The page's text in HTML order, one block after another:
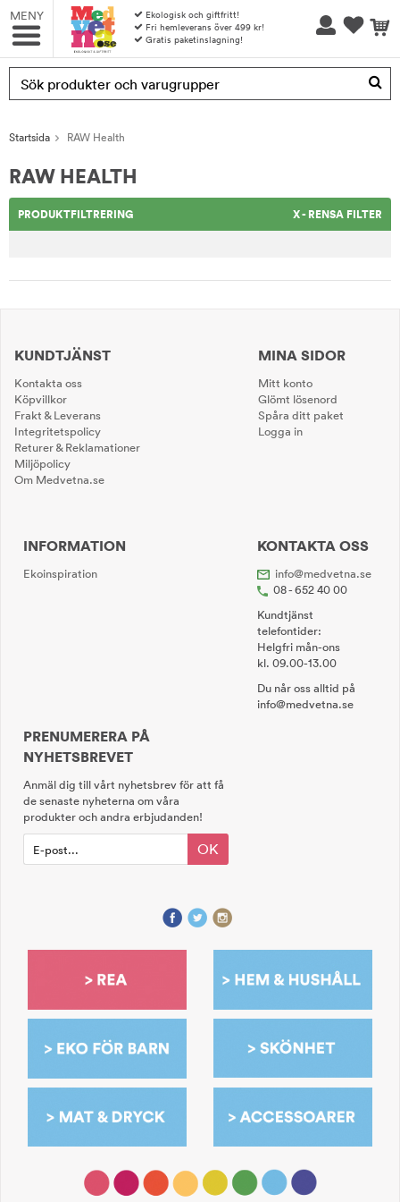
MENY
Ekologisk och giftfritt!
Fri hemleverans över 499 kr!
Gratis paketinslagning!
Produkten har blivit tillagd i varukorgen
Startsida RAW Health
RAW HEALTH
PRODUKTFILTRERING X - RENSA FILTER
KUNDTJÄNST
Kontakta oss
Köpvillkor
Frakt & Leverans
Integritetspolicy
Returer & Reklamationer
Miljöpolicy
Om Medvetna.se
MINA SIDOR
Mitt konto
Glömt lösenord
Spåra ditt paket
Logga in
INFORMATION
Ekoinspiration
KONTAKTA OSS
info@medvetna.se
08 - 652 40 00
Kundtjänst
telefontider:
Helgfri mån-ons
kl. 09.00-13.00
Du når oss alltid på
info@medvetna.se
PRENUMERERA PÅ
NYHETSBREVET
Anmäl dig till vårt nyhetsbrev för att få
de senaste nyheterna om våra
produkter och andra erbjudanden!
OK